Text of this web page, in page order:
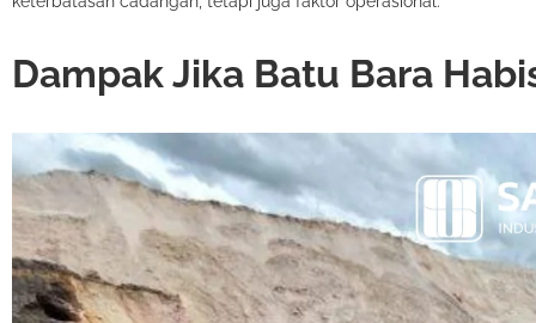
Dampak Jika Batu Bara